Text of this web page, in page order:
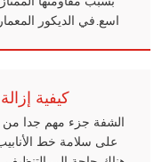
واسع في الديكور
كيفية
الشفة جزء مهم جدا من
على سلامة خط